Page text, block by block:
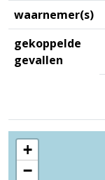
waarnemer(s)
gekoppelde
gevallen
+
−